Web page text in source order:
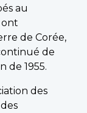
au
ont
de Corée,
de
de 1955.
des